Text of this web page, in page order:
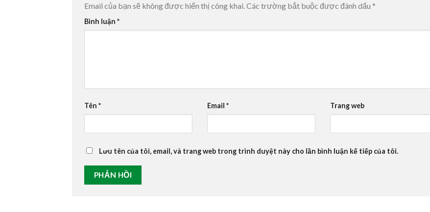
Email của bạn sẽ không được hiển thị công khai. Các trường bắt buộc được đánh dấu *
Bình luận *
Tên * Email * Trang web
Lưu tên của tôi, email, và trang web trong trình duyệt này cho lần bình luận kế tiếp của tôi.